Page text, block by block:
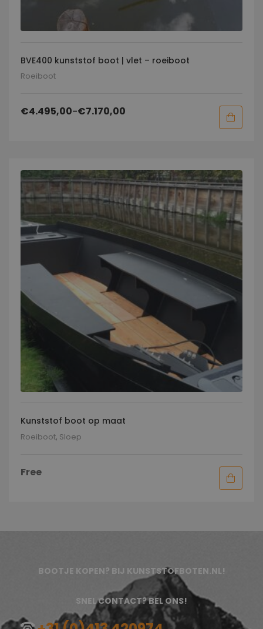
BVE400 kunststof boot | vlet – roeiboot
Roeiboot
€4.495,00-€7.170,00
Kunststof boot op maat
Roeiboot, Sloep
Free
BOOTJE KOPEN? BIJ KUNSTSTOFBOTEN.NL!
SNEL CONTACT? BEL ONS!